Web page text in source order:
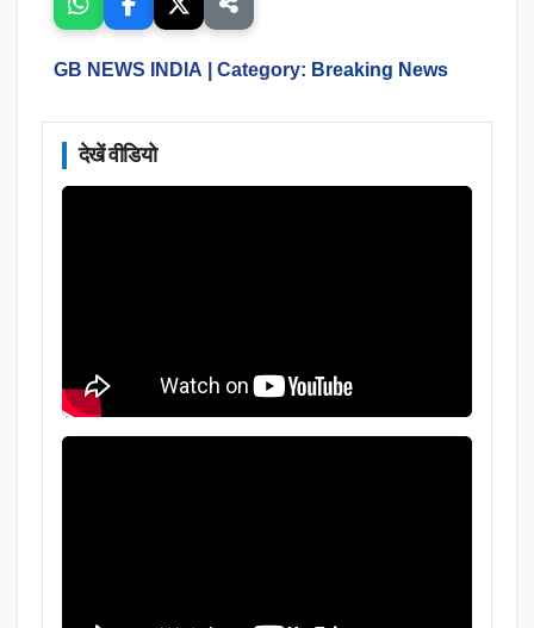
GB NEWS INDIA | Category: Breaking News
देखें वीडियो